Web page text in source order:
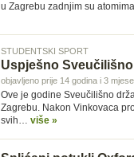
u Zagrebu zadnjim su
STUDENTSKI SPORT
Uspješno
objavljeno prije 14 godina i 3
Ove je godine Sveučilišno
Zagrebu. Nakon Vinkovaca
svih… više »